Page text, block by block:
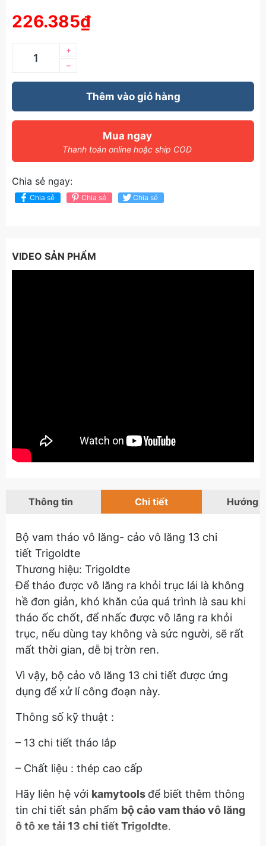
226.385₫
–
+
Thêm vào giỏ hàng
Mua ngay
Thanh toán online hoặc ship COD
Chia sẻ ngay:
Chia sẻ Chia sẻ Chia sẻ
VIDEO SẢN PHẨM
Thông tin Chi tiết Hướng
Bộ vam tháo vô lăng- cảo vô lăng 13 chi
tiết Trigoldte
Thương hiệu: Trigoldte
Để tháo được vô lăng ra khỏi trục lái là không
hề đơn giản, khó khăn của quá trình là sau khi
tháo ốc chốt, để nhấc được vô lăng ra khỏi
trục, nếu dùng tay không và sức người, sẽ rất
mất thời gian, dễ bị trờn ren.
Vì vậy, bộ cảo vô lăng 13 chi tiết được ứng
dụng để xử lí công đoạn này.
Thông số kỹ thuật :
– 13 chi tiết tháo lắp
– Chất liệu : thép cao cấp
Hãy liên hệ với kamytools để biết thêm thông
tin chi tiết sản phẩm bộ cảo vam tháo vô lăng
ô tô xe tải 13 chi tiết Trigoldte.